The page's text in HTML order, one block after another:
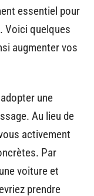
essentiel pour
. Voici quelques
augmenter vos
une
Au lieu de
activement
Par
voiture et
prendre